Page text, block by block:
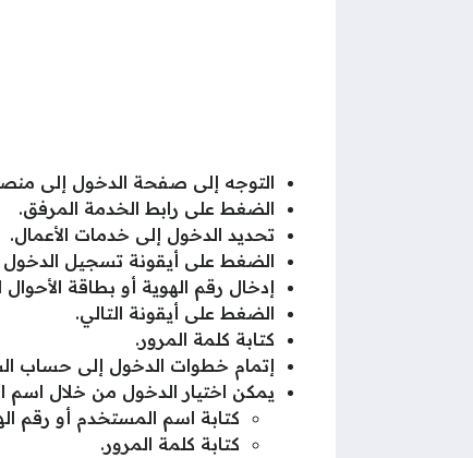
التوجه إلى صفحة الدخول إلى منصة
الضغط على رابط الخدمة المرفق.
تحديد الدخول إلى خدمات الأعمال.
الضغط على أيقونة تسجيل الدخول
إدخال رقم الهوية أو بطاقة
الضغط على أيقونة التالي.
كتابة كلمة المرور.
إتمام خطوات الدخول إلى حساب
يمكن اختيار الدخول من خلال اسم
كتابة اسم المستخدم أو رقم
كتابة كلمة المرور.